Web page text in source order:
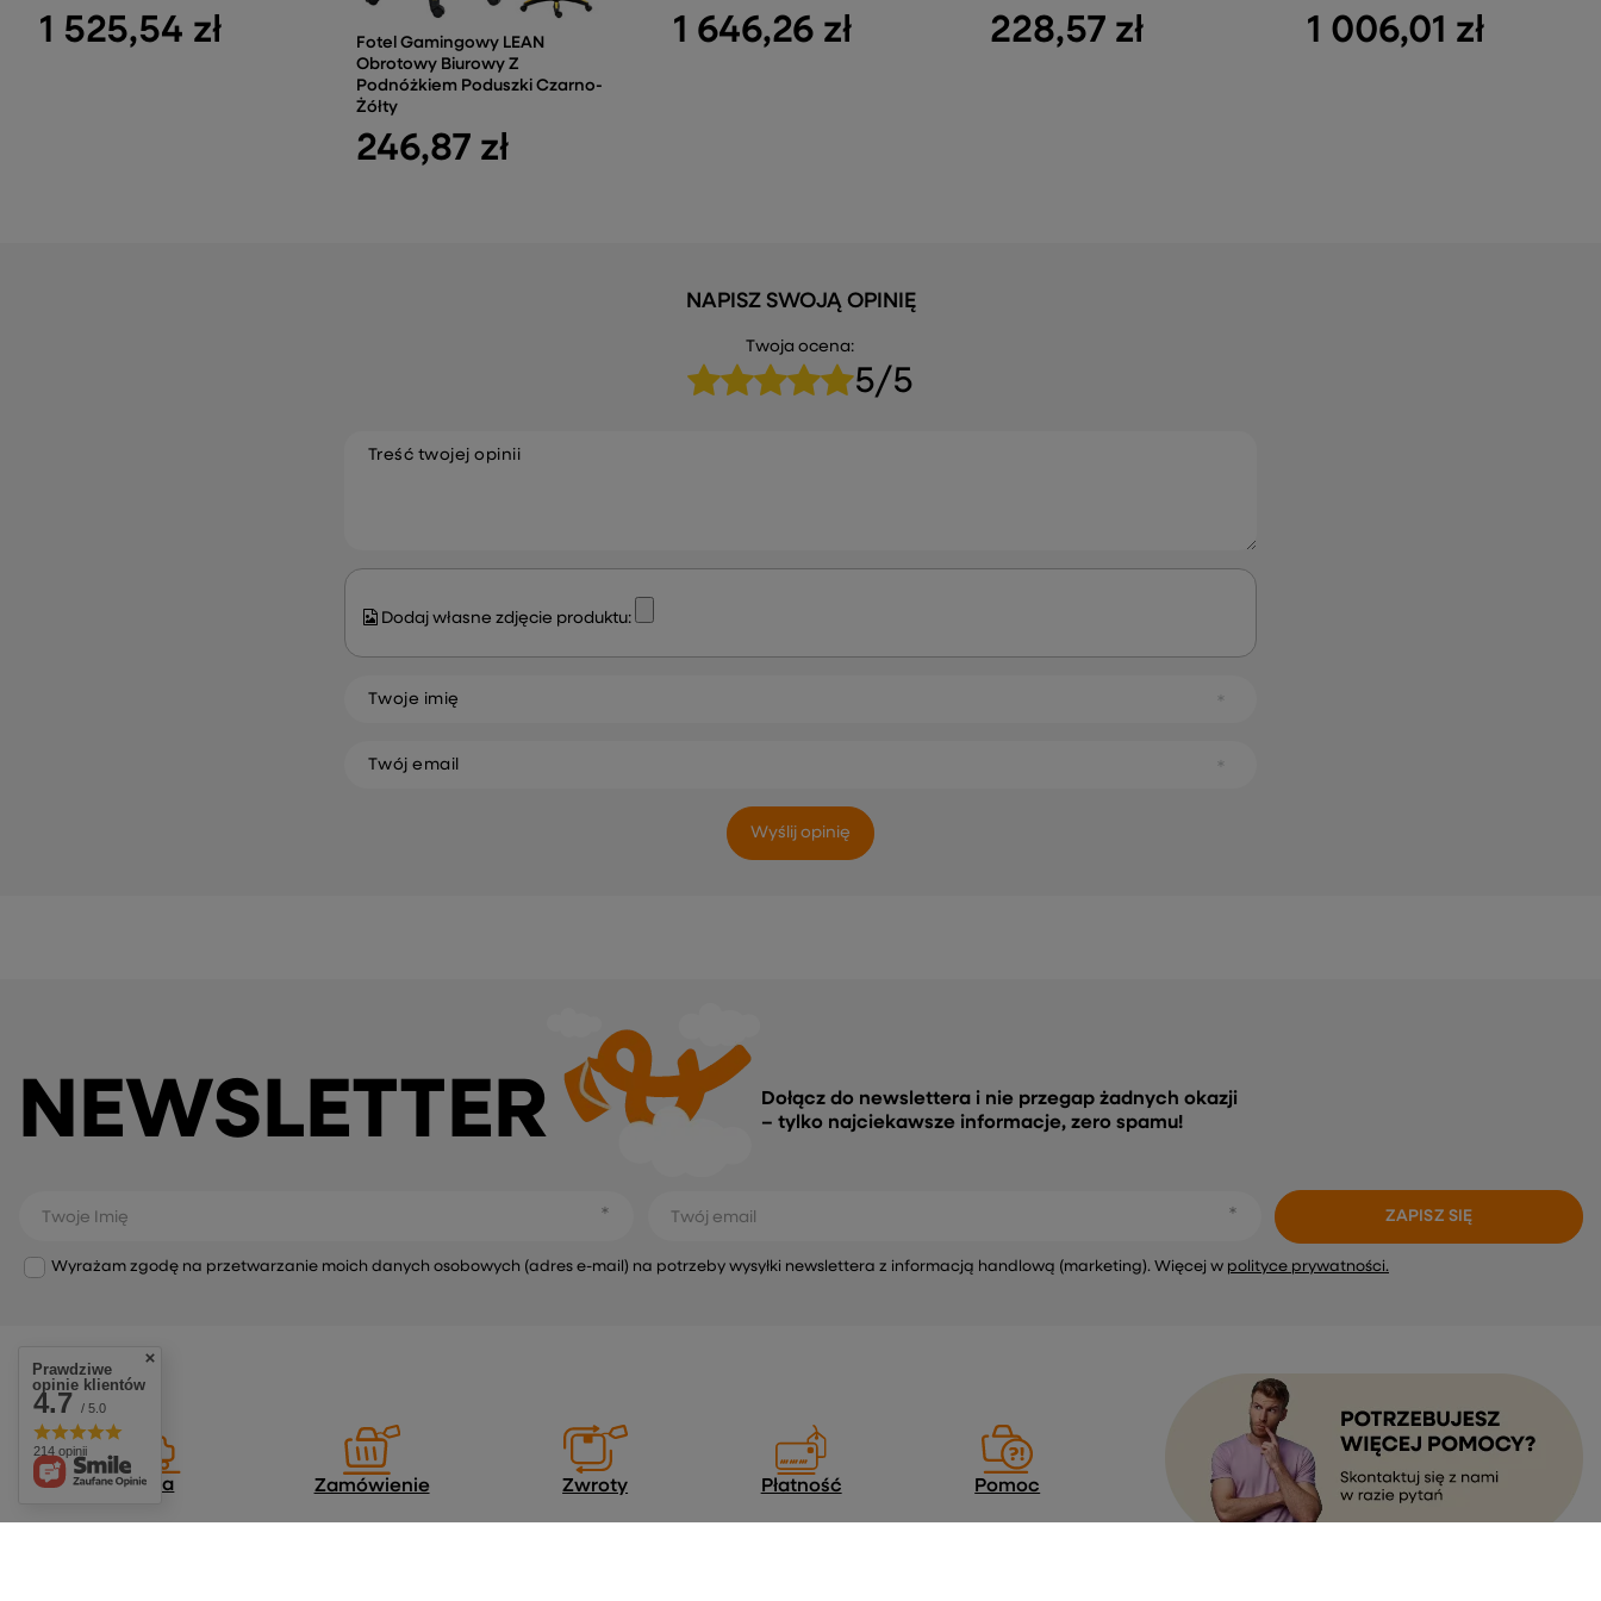
1 525,54 zł
Fotel Gamingowy LEAN
Obrotowy Biurowy Z
Podnóżkiem Poduszki Czarno-
Żółty
246,87 zł
1 646,26 zł 228,57 zł 1 006,01 zł
NAPISZ SWOJĄ OPINIĘ
Twoja ocena:
5/5
Treść twojej opinii
Dodaj własne zdjęcie produktu:
Twoje imię
Twój email
Wyślij opinię
NEWSLETTER
Dołącz do newslettera i nie przegap żadnych okazji
– tylko najciekawsze informacje, zero spamu!
Twoje Imię Twój email
Wyrażam zgodę na przetwarzanie moich danych osobowych (adres e-mail) na potrzeby wysyłki newslettera z informacją handlową (marketing). Więcej w polityce prywatności.
ZAPISZ SIĘ
Dostawa Zamówienie Zwroty Płatność Pomoc
Prawdziwe
opinie klientów
4.7 / 5.0
214 opinii